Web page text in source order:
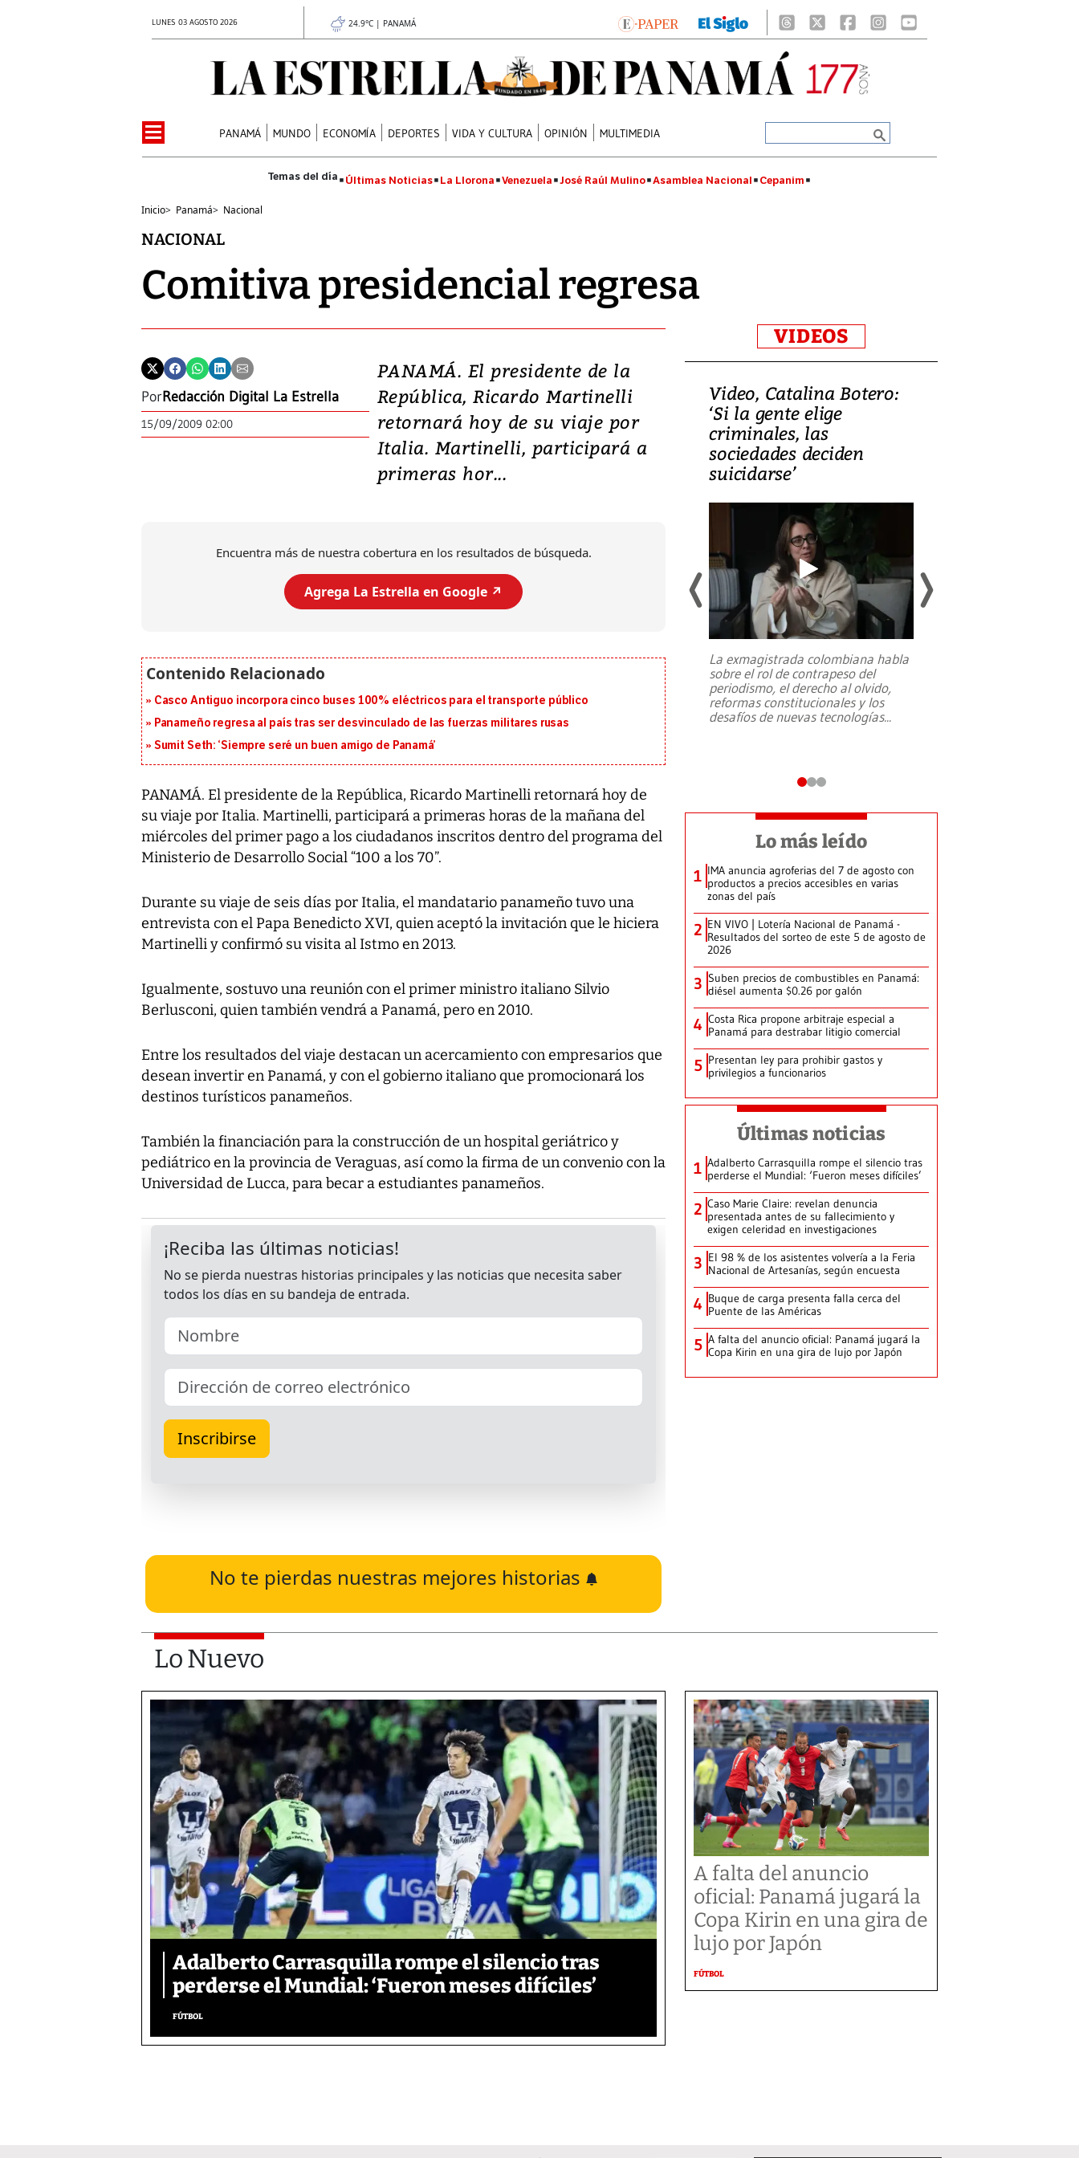
LUNES 03 AGOSTO 2026 24.9°C | PANAMÁ
PANAMÁ MUNDO ECONOMÍA DEPORTES VIDA Y CULTURA OPINIÓN MULTIMEDIA
Últimas Noticias La Llorona Venezuela José Raúl Mulino Asamblea Nacional Cepanim
Inicio> Panamá> Nacional
NACIONAL
Comitiva presidencial regresa
PorRedacción Digital La Estrella
15/09/2009 02:00
PANAMÁ. El presidente de la
República, Ricardo Martinelli
retornará hoy de su viaje por
Italia. Martinelli, participará a
primeras hor...
Encuentra más de nuestra cobertura en los resultados de búsqueda.
Agrega La Estrella en Google ↗️
Casco Antiguo incorpora cinco buses 100% eléctricos para el transporte público
Panameño regresa al país tras ser desvinculado de las fuerzas militares rusas
Sumit Seth: ‘Siempre seré un buen amigo de Panamá’
PANAMÁ. El presidente de la República, Ricardo Martinelli retornará hoy de
su viaje por Italia. Martinelli, participará a primeras horas de la mañana del
miércoles del primer pago a los ciudadanos inscritos dentro del programa del
Ministerio de Desarrollo Social “100 a los 70”.
Durante su viaje de seis días por Italia, el mandatario panameño tuvo una
entrevista con el Papa Benedicto XVI, quien aceptó la invitación que le hiciera
Martinelli y confirmó su visita al Istmo en 2013.
Igualmente, sostuvo una reunión con el primer ministro italiano Silvio
Berlusconi, quien también vendrá a Panamá, pero en 2010.
Entre los resultados del viaje destacan un acercamiento con empresarios que
desean invertir en Panamá, y con el gobierno italiano que promocionará los
destinos turísticos panameños.
También la financiación para la construcción de un hospital geriátrico y
pediátrico en la provincia de Veraguas, así como la firma de un convenio con la
Universidad de Lucca, para becar a estudiantes panameños.
No te pierdas nuestras mejores historias
VIDEOS
Video, Japón: Terremoto
deja heridos y graves
daños en Kumamoto
al sur de Japón, provocando una
Video, Catalina Botero:
‘Si la gente elige
criminales, las
sociedades deciden
suicidarse’
La exmagistrada colombiana habla
sobre el rol de contrapeso del
periodismo, el derecho al olvido,
reformas constitucionales y los
desafíos de nuevas tecnologías...
Lo más leído
1 IMA anuncia agroferias del 7 de agosto con
productos a precios accesibles en varias
zonas del país
2 EN VIVO | Lotería Nacional de Panamá -
Resultados del sorteo de este 5 de agosto de
2026
3 Suben precios de combustibles en Panamá:
diésel aumenta $0.26 por galón
4 Costa Rica propone arbitraje especial a
Panamá para destrabar litigio comercial
5 Presentan ley para prohibir gastos y
privilegios a funcionarios
Últimas noticias
1 Adalberto Carrasquilla rompe el silencio tras
perderse el Mundial: ‘Fueron meses difíciles’
2 Caso Marie Claire: revelan denuncia
presentada antes de su fallecimiento y
exigen celeridad en investigaciones
3 El 98 % de los asistentes volvería a la Feria
Nacional de Artesanías, según encuesta
4 Buque de carga presenta falla cerca del
Puente de las Américas
5 A falta del anuncio oficial: Panamá jugará la
Copa Kirin en una gira de lujo por Japón
Lo Nuevo
Adalberto Carrasquilla rompe el silencio tras
perderse el Mundial: ‘Fueron meses difíciles’
FÚTBOL
A falta del anuncio
oficial: Panamá jugará la
Copa Kirin en una gira de
lujo por Japón
FÚTBOL